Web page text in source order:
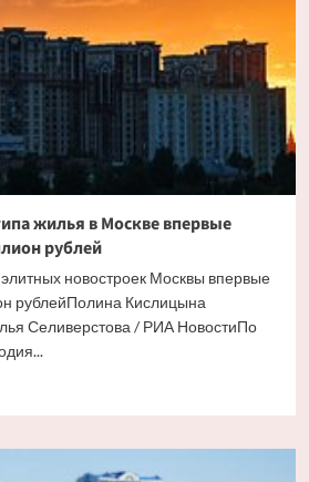
жилья в Москве впервые
рублей
новостроек Москвы впервые
рублейПолина Кислицына
Селиверстова / РИА НовостиПо